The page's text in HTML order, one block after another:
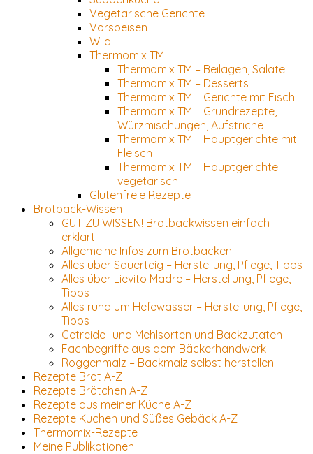
Vegetarische Gerichte
Vorspeisen
Wild
Thermomix TM
Thermomix TM – Beilagen, Salate
Thermomix TM – Desserts
Thermomix TM – Gerichte mit Fisch
Thermomix TM – Grundrezepte,
Würzmischungen, Aufstriche
Thermomix TM – Hauptgerichte mit
Fleisch
Thermomix TM – Hauptgerichte
vegetarisch
Glutenfreie Rezepte
Brotback-Wissen
GUT ZU WISSEN! Brotbackwissen einfach
erklärt!
Allgemeine Infos zum Brotbacken
Alles über Sauerteig – Herstellung, Pflege, Tipps
Alles über Lievito Madre – Herstellung, Pflege,
Tipps
Alles rund um Hefewasser – Herstellung, Pflege,
Tipps
Getreide- und Mehlsorten und Backzutaten
Fachbegriffe aus dem Bäckerhandwerk
Roggenmalz – Backmalz selbst herstellen
Rezepte Brot A-Z
Rezepte Brötchen A-Z
Rezepte aus meiner Küche A-Z
Rezepte Kuchen und Süßes Gebäck A-Z
Thermomix-Rezepte
Meine Publikationen